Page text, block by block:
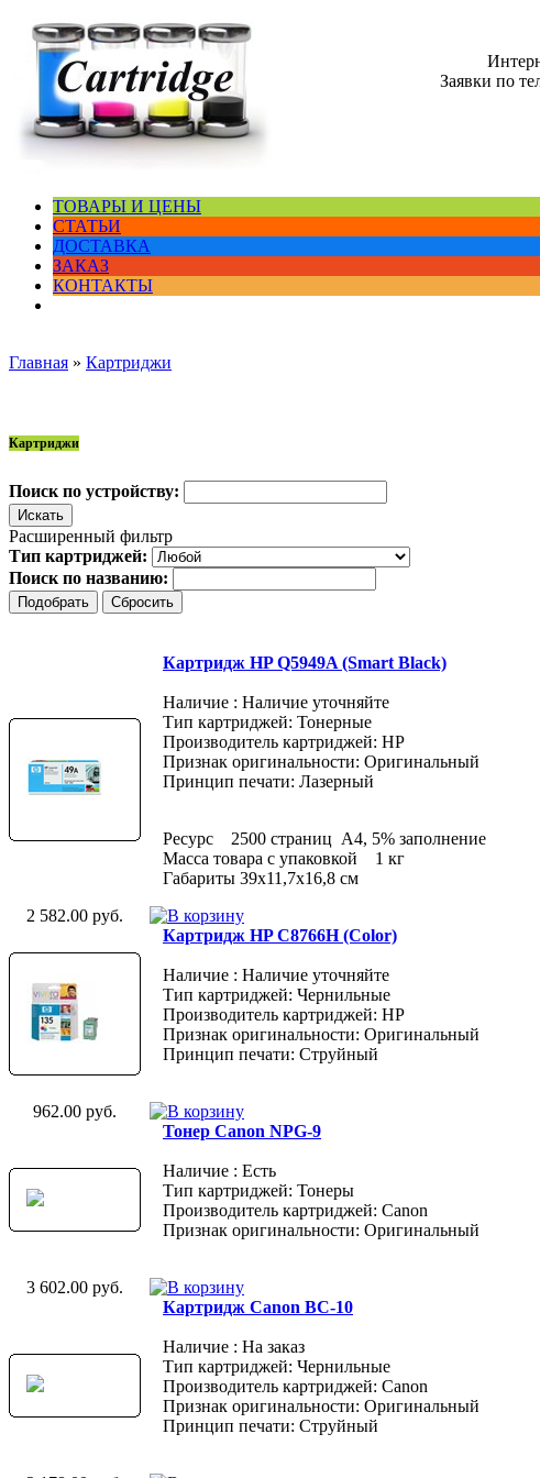
Заявки по
ТОВАРЫ И ЦЕНЫ
СТАТЬИ
ДОСТАВКА
ЗАКАЗ
КОНТАКТЫ
Главная » Картриджи
Картриджи
Поиск по устройству:
Расширенный фильтр
Тип картриджей:
Поиск по названию:
Картридж HP Q5949A (Smart Black)
Наличие : Наличие уточняйте
Тип картриджей: Тонерные
Производитель картриджей: HP
Признак оригинальности: Оригинальный
Принцип печати: Лазерный
Ресурс 2500 страниц A4, 5% заполнение
Масса товара с упаковкой 1 кг
Габариты 39x11,7x16,8 см
2 582.00 руб.
Картридж HP C8766H (Color)
Наличие : Наличие уточняйте
Тип картриджей: Чернильные
Производитель картриджей: HP
Признак оригинальности: Оригинальный
Принцип печати: Струйный
962.00 руб.
Тонер Canon NPG-9
Наличие : Есть
Тип картриджей: Тонеры
Производитель картриджей: Canon
Признак оригинальности: Оригинальный
3 602.00 руб.
Картридж Canon BC-10
Наличие : На заказ
Тип картриджей: Чернильные
Производитель картриджей: Canon
Признак оригинальности: Оригинальный
Принцип печати: Струйный